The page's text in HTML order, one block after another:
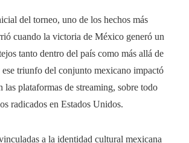
del torneo, uno de los hechos más
cuando la victoria de México generó un
tanto dentro del país como más allá de
ese triunfo del conjunto mexicano impactó
las plataformas de streaming, sobre todo
radicados en Estados Unidos.
a la identidad cultural mexicana